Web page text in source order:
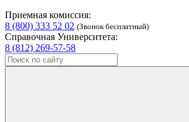
Приемная комиссия:
8 (800) 333 52 02 (Звонок бесплатный)
Справочная Университета:
8 (812) 269-57-58